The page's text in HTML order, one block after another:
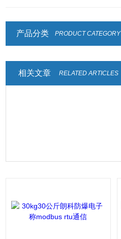
产品分类 PRODUCT CATEGORY
相关文章 RELATED ARTICLES